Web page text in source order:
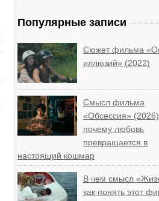
Популярные записи
Сюжет фильма
иллюзий» (2022)
Смысл фильма
«Обсессия»
почему любовь
превращается в
настоящий кошмар
В чем смысл
как понять этот